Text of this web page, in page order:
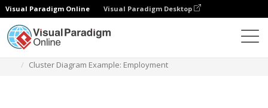
Visual Paradigm Online Visual Paradigm Desktop
Cluster Diagram Example: Employment